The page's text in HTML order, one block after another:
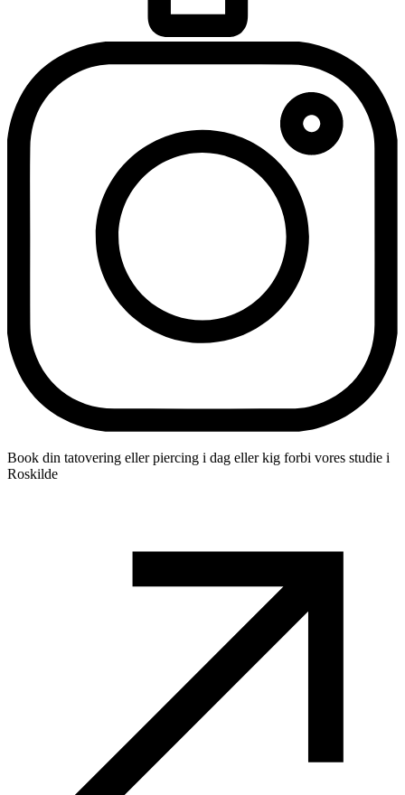
Book din tatovering eller piercing i dag eller kig forbi vores studie i
Roskilde